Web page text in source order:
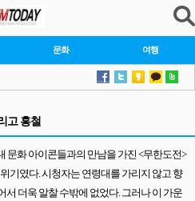
문화 여행
고 홍철
문화 아이콘들과의 만남을 가진 <무한도전>
기였다.시청자는 연령대를 가리지 않고 향
서 더욱 알찰 수밖에 없었다.그러나 이 가운